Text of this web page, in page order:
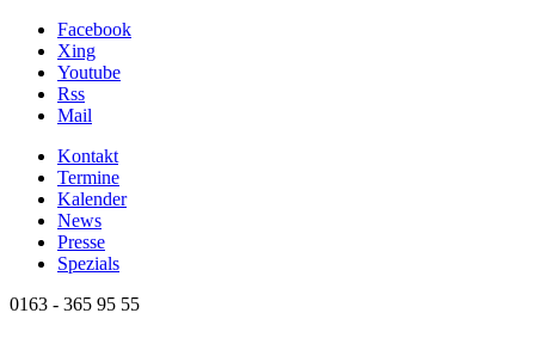
Facebook
Xing
Youtube
Rss
Mail
Kontakt
Termine
Kalender
News
Presse
Spezials
0163 - 365 95 55